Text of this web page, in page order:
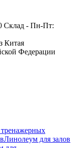
Склад - Пн-Пт:
Китая
Федерации
Линолеум для залов